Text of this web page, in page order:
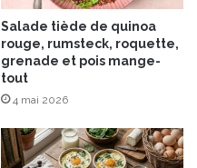
Salade tiède de quinoa
rouge, rumsteck, roquette,
grenade et pois mange-
tout
4 mai 2026